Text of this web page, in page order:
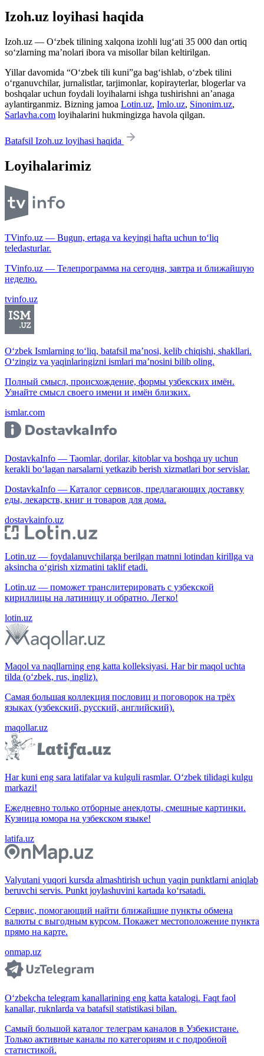
Izoh.uz loyihasi haqida
Izoh.uz — O‘zbek tilining xalqona izohli lug‘ati 35 000 dan ortiq
so‘zlarning ma’nolari ibora va misollar bilan keltirilgan.
Yillar davomida “O‘zbek tili kuni”ga bag‘ishlab, o‘zbek tilini
o‘rganuvchilar, jurnalistlar, tarjimonlar, kopirayterlar, blogerlar va
boshqalar uchun foydali loyihalarni ishga tushirishni an’anaga
aylantirganmiz. Bizning jamoa Lotin.uz, Imlo.uz, Sinonim.uz,
Sarlavha.com loyihalarini hukmingizga havola qilgan.
Batafsil Izoh.uz loyihasi haqida
Loyihalarimiz
TVinfo.uz — Bugun, ertaga va keyingi hafta uchun to‘liq
teledasturlar.
TVinfo.uz — Телепрограмма на сегодня, завтра и ближайшую
неделю.
tvinfo.uz
O‘zbek Ismlarning to‘liq, batafsil ma’nosi, kelib chiqishi, shakllari.
O‘zingiz va yaqinlaringizni ismlari ma’nosini bilib oling.
Полный смысл, происхождение, формы узбекских имён.
Узнайте смысл своего имени и имён близких.
ismlar.com
DostavkaInfo — Taomlar, dorilar, kitoblar va boshqa uy uchun
kerakli bo‘lagan narsalarni yetkazib berish xizmatlari bor servislar.
DostavkaInfo — Каталог сервисов, предлагающих доставку
еды, лекарств, книг и товаров для дома.
dostavkainfo.uz
Lotin.uz — foydalanuvchilarga berilgan matnni lotindan kirillga va
aksincha o‘girish xizmatini taklif etadi.
Lotin.uz — поможет транслитерировать с узбекской
кириллицы на латиницу и обратно. Легко!
lotin.uz
Maqol va naqllarning eng katta kolleksiyasi. Har bir maqol uchta
tilda (o‘zbek, rus, ingliz).
Самая большая коллекция пословиц и поговорок на трёх
языках (узбекский, русский, английский).
maqollar.uz
Har kuni eng sara latifalar va kulguli rasmlar. O‘zbek tilidagi kulgu
markazi!
Ежедневно только отборные анекдоты, смешные картинки.
Кузница юмора на узбекском языке!
latifa.uz
Valyutani yuqori kursda almashtirish uchun yaqin punktlarni aniqlab
beruvchi servis. Punkt joylashuvini kartada ko‘rsatadi.
Сервис, помогающий найти ближайшие пункты обмена
валюты с выгодным курсом. Покажет местоположение пункта
прямо на карте.
onmap.uz
O‘zbekcha telegram kanallarining eng katta katalogi. Faqt faol
kanallar, ruknlarda va batafsil statistikasi bilan.
Самый большой каталог телеграм каналов в Узбекистане.
Только активные каналы по категориям и с подробной
статистикой.